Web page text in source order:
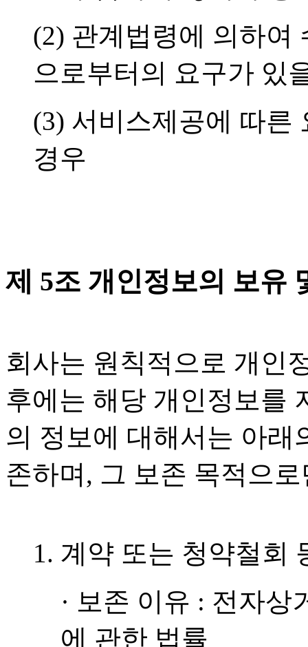
(2) 관계법령에 의하여
으로부터의 요구가 있
(3) 서비스제공에 따른
경우
제 5조 개인정보의 보유
회사는 원칙적으로 개인
후에는 해당 개인정보를
의 정보에 대해서는 아래
존하며, 그 보존 목적으
1. 계약 또는 청약철회
· 보존 이유 : 전자
에 관한 법률